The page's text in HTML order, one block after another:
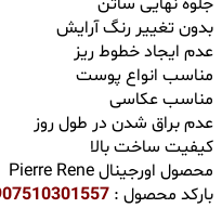
بدون تغییر رنگ آرایش
عدم ایجاد خطوط ریز
مناسب انواع پوست
مناسب عکاسی
عدم براق شدن در طول روز
کیفیت ساخت بالا
محصول اورجینال Pierre Rene
بارکد محصول :